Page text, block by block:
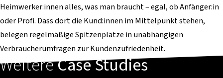
Heimwerker:innen alles, was man braucht – egal, ob Anfänger:in
oder Profi. Dass dort die Kund:innen im Mittelpunkt stehen,
belegen regelmäßige Spitzenplätze in unabhängigen
Verbraucherumfragen zur Kundenzufriedenheit.
WeitereCase Studies